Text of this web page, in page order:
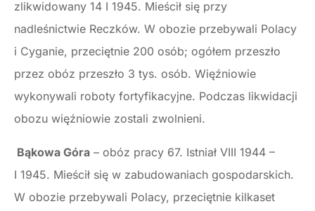
zlikwidowany 14 I 1945. Mieścił się przy
nadleśnictwie Reczków. W obozie przebywali Polacy
i Cyganie, przeciętnie 200 osób; ogółem przeszło
przez obóz przeszło 3 tys. osób. Więźniowie
wykonywali roboty fortyfikacyjne. Podczas likwidacji
obozu więźniowie zostali zwolnieni.
Bąkowa Góra – obóz pracy 67. Istniał VIII 1944 –
I 1945. Mieścił się w zabudowaniach gospodarskich.
W obozie przebywali Polacy, przeciętnie kilkaset